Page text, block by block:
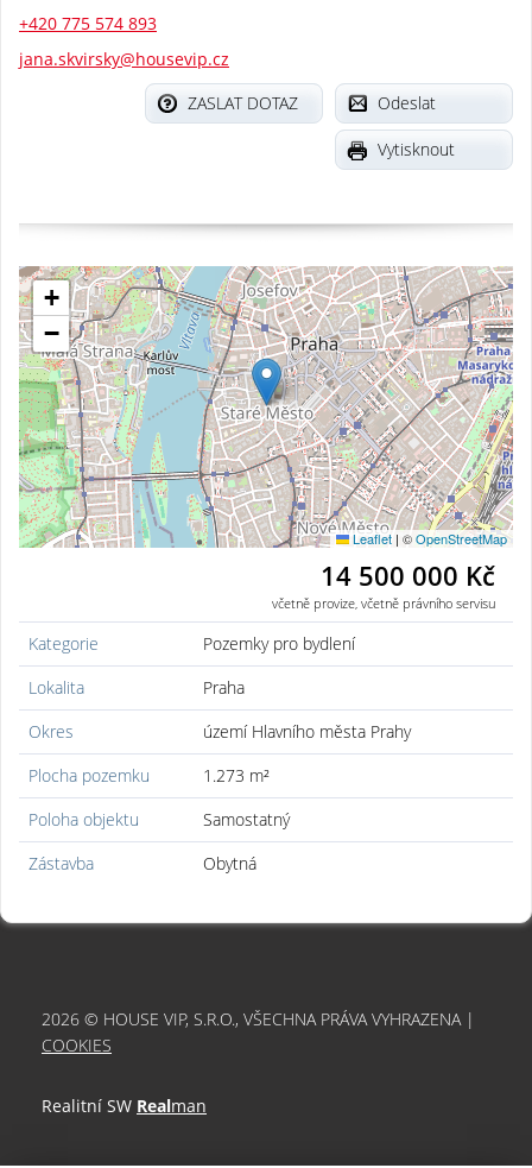
+420 775 574 893
jana.skvirsky@housevip.cz
Odeslat
ZASLAT DOTAZ
Vytisknout
+
−
Leaflet | ©OpenStreetMap
14 500 000 Kč
včetně provize, včetně právního servisu
Kategorie
Pozemky pro bydlení
Lokalita
Praha
Okres
území Hlavního města Prahy
Plocha pozemku
1.273 m²
Poloha objektu
Samostatný
Zástavba
Obytná
2026 © HOUSE VIP, S.R.O., VŠECHNA PRÁVA VYHRAZENA |
COOKIES
Realitní SW Realman